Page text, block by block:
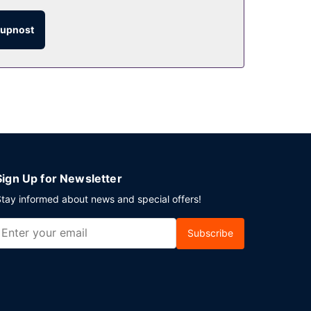
pod širým nebem. Podává se zde čínská
vychlazený drink, je vám k dispozici
Up for Newsletter
informed about news and special offers!
Subscribe